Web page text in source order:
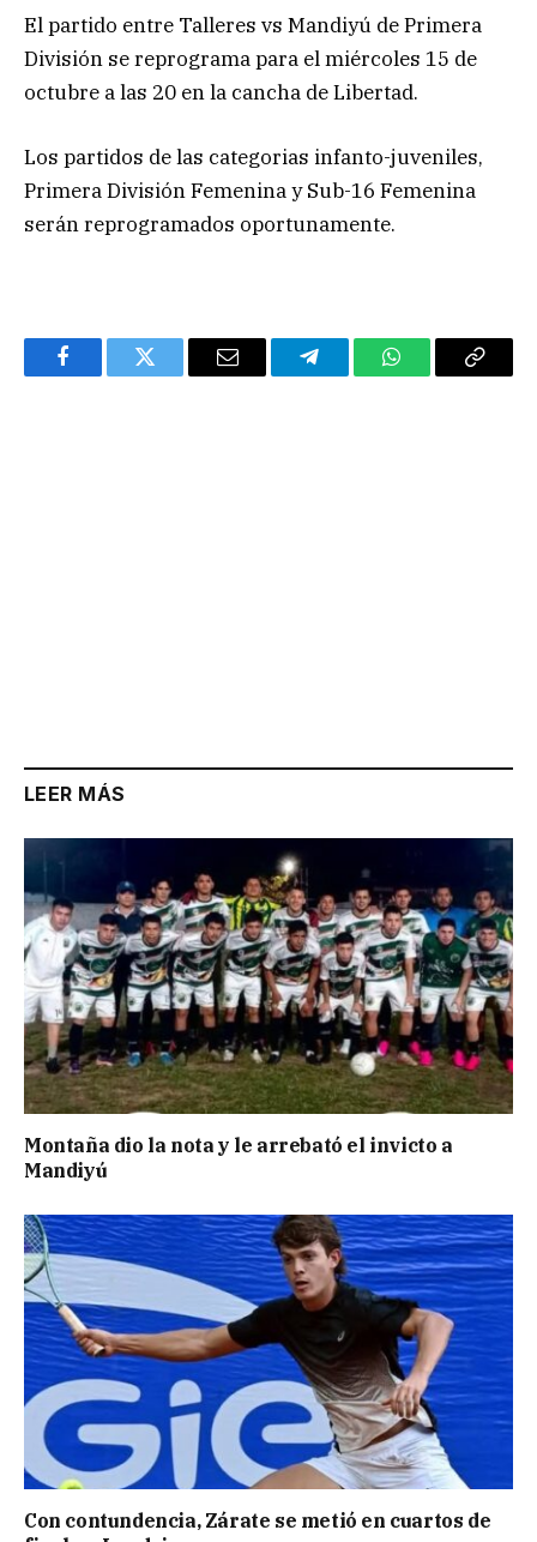
El partido entre Talleres vs Mandiyú de Primera
División se reprograma para el miércoles 15 de
octubre a las 20 en la cancha de Libertad.
Los partidos de las categorias infanto-juveniles,
Primera División Femenina y Sub-16 Femenina
serán reprogramados oportunamente.
FacebookTwitter Email TelegramWhatsAppCopy
LEER MÁS
Montaña dio la nota y le arrebató el invicto a
Mandiyú
Con contundencia, Zárate se metió en cuartos de